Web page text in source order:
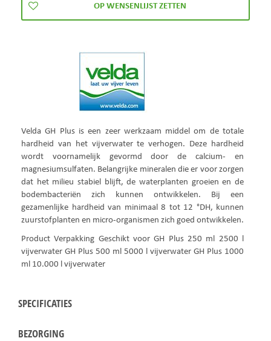
Velda GH Plus is een zeer werkzaam middel om de totale
hardheid van het vijverwater te verhogen. Deze hardheid
wordt voornamelijk gevormd door de calcium- en
magnesiumsulfaten. Belangrijke mineralen die er voor zorgen
dat het milieu stabiel blijft, de waterplanten groeien en de
bodembacteriën zich kunnen ontwikkelen. Bij een
gezamenlijke hardheid van minimaal 8 tot 12 °DH, kunnen
zuurstofplanten en micro-organismen zich goed ontwikkelen.
Product Verpakking Geschikt voor GH Plus 250 ml 2500 l
vijverwater GH Plus 500 ml 5000 l vijverwater GH Plus 1000
ml 10.000 l vijverwater
SPECIFICATIES
BEZORGING